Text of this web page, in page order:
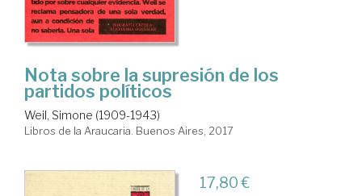
Nota sobre la supresión de los
partidos políticos
Weil, Simone (1909-1943)
Libros de la Araucaria. Buenos Aires, 2017
17,80 €